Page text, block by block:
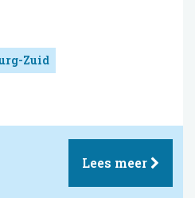
Zuid
Lees meer